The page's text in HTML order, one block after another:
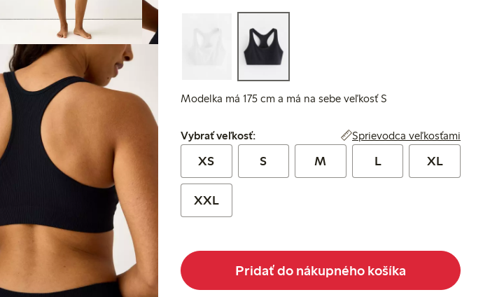
Modelka má 175 cm a má na sebe veľkosť S
Vybrať veľkosť:
Vybrať veľkosť: Sprievodca veľkosťami
XS S M L XL
XXL
Pridať do nákupného košíka